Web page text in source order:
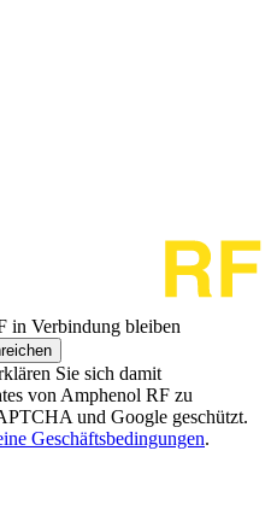
in Verbindung bleiben
Sie sich damit
von Amphenol RF zu
und Google geschützt.
Geschäftsbedingungen.